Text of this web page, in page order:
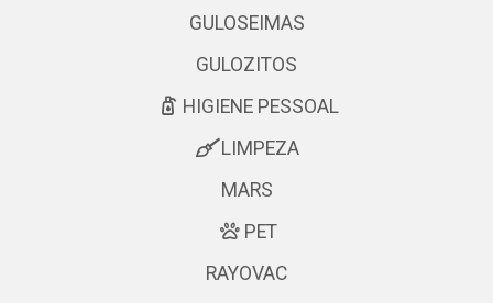
GULOSEIMAS
GULOZITOS
HIGIENE PESSOAL
LIMPEZA
MARS
PET
RAYOVAC